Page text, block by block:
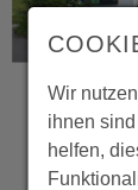
Wir
ihnen
helfen,